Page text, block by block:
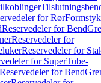
for Rør
Reservedeler for Bend
Reservedeler for
Reservedeler for
for SuperTube-
Reservedeler for Bend